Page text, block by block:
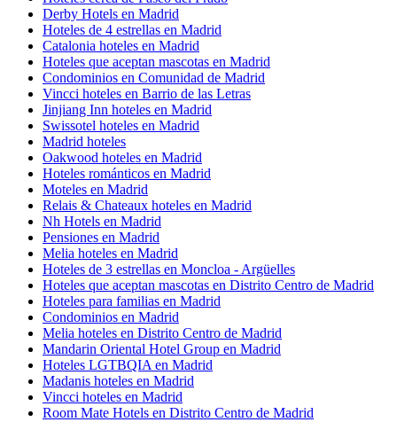
Derby Hotels en Madrid
Hoteles de 4 estrellas en Madrid
Catalonia hoteles en Madrid
Hoteles que aceptan mascotas en Madrid
Condominios en Comunidad de Madrid
Vincci hoteles en Barrio de las Letras
Jinjiang Inn hoteles en Madrid
Swissotel hoteles en Madrid
Madrid hoteles
Oakwood hoteles en Madrid
Hoteles románticos en Madrid
Moteles en Madrid
Relais & Chateaux hoteles en Madrid
Nh Hotels en Madrid
Pensiones en Madrid
Melia hoteles en Madrid
Hoteles de 3 estrellas en Moncloa - Argüelles
Hoteles que aceptan mascotas en Distrito Centro de Madrid
Hoteles para familias en Madrid
Condominios en Madrid
Melia hoteles en Distrito Centro de Madrid
Mandarin Oriental Hotel Group en Madrid
Hoteles LGTBQIA en Madrid
Madanis hoteles en Madrid
Vincci hoteles en Madrid
Room Mate Hotels en Distrito Centro de Madrid